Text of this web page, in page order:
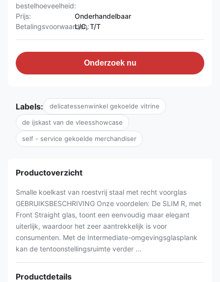
bestelhoeveelheid:
Prijs:
Onderhandelbaar
Betalingsvoorwaarden:
L/C, T/T
Onderzoek nu
Labels: delicatessenwinkel gekoelde vitrine
de ijskast van de vleesshowcase
self - service gekoelde merchandiser
Productoverzicht
Smalle koelkast van roestvrij staal met recht voorglas
GEBRUIKSBESCHRIVING Onze voordelen: De SLIM R, met
Front Straight glas, toont een eenvoudig maar elegant
uiterlijk, waardoor het zeer aantrekkelijk is voor
consumenten. Met de Intermediate-omgevingsglasplank
kan de tentoonstellingsruimte verder ...
Productdetails